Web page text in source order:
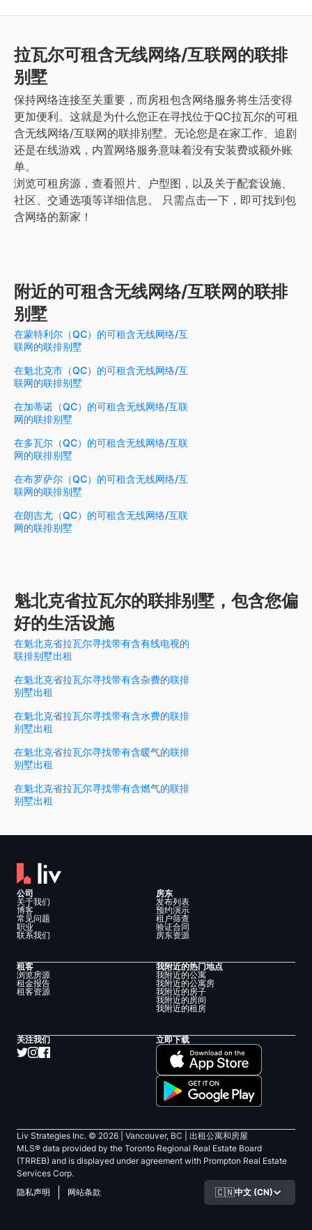
拉瓦尔可租含无线网络/互联网的联排
别墅
保持网络连接至关重要，而房租包含网络服务将生活变得
更加便利。这就是为什么您正在寻找位于QC拉瓦尔的可租
含无线网络/互联网的联排别墅。无论您是在家工作、追剧
还是在线游戏，内置网络服务意味着没有安装费或额外账
单。
浏览可租房源，查看照片、户型图，以及关于配套设施、
社区、交通选项等详细信息。
只需点击一下，即可找到包
含网络的新家！
附近的可租含无线网络/互联网的联排
别墅
在蒙特利尔（QC）的可租含无线网络/互
联网的联排别墅
在魁北克市（QC）的可租含无线网络/互
联网的联排别墅
在加蒂诺（QC）的可租含无线网络/互联
网的联排别墅
在多瓦尔（QC）的可租含无线网络/互联
网的联排别墅
在布罗萨尔（QC）的可租含无线网络/互
联网的联排别墅
在朗吉尤（QC）的可租含无线网络/互联
网的联排别墅
魁北克省拉瓦尔的联排别墅，包含您偏
好的生活设施
在魁北克省拉瓦尔寻找带有含有线电视的
联排别墅出租
在魁北克省拉瓦尔寻找带有含杂费的联排
别墅出租
在魁北克省拉瓦尔寻找带有含水费的联排
别墅出租
在魁北克省拉瓦尔寻找带有含暖气的联排
别墅出租
在魁北克省拉瓦尔寻找带有含燃气的联排
别墅出租
公司
关于我们
博客
常见问题
职业
联系我们
房东
发布列表
预约演示
租户筛查
验证合同
房东资源
租客
浏览房源
租金报告
租客资源
我附近的热门地点
我附近的公寓
我附近的公寓房
我附近的房子
我附近的房间
我附近的租房
关注我们 立即下载
Liv Strategies Inc. © 2026 | Vancouver, BC |
出租公寓和房屋
MLS® data provided by the Toronto Regional Real Estate Board
(TRREB) and is displayed under agreement with Prompton Real Estate
Services Corp.
隐私声明
网站条款 🇨🇳中文 (CN)